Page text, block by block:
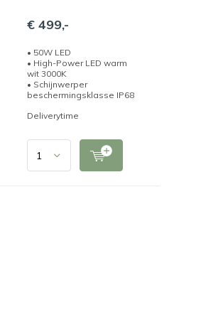
€ 499,-
• 50W LED
• High-Power LED warm
wit 3000K
• Schijnwerper
beschermingsklasse IP68
Deliverytime